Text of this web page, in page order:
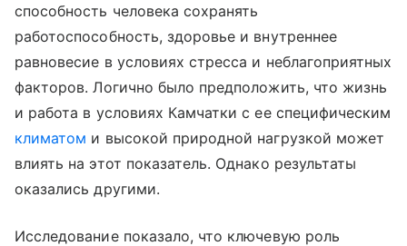
способность человека сохранять
работоспособность, здоровье и внутреннее
равновесие в условиях стресса и неблагоприятных
факторов. Логично было предположить, что жизнь
и работа в условиях Камчатки с ее специфическим
климатом и высокой природной нагрузкой может
влиять на этот показатель. Однако результаты
оказались другими.
Исследование показало, что ключевую роль